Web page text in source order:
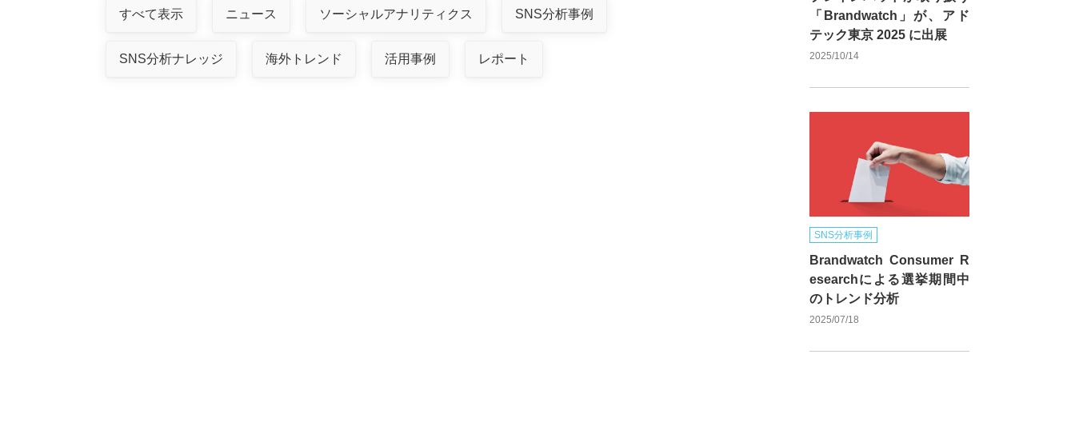
すべて表示 ニュース ソーシャルアナリティクス SNS分析事例
SNS分析ナレッジ 海外トレンド 活用事例 レポート
「Brandwatch」が、アド
テック東京 2025 に出展
2025/10/14
SNS分析事例
Brandwatch Consumer R
esearchによる選挙期間中
のトレンド分析
2025/07/18